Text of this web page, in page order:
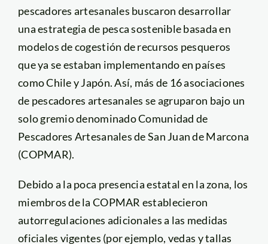
pescadores artesanales buscaron desarrollar
una estrategia de pesca sostenible basada en
modelos de cogestión de recursos pesqueros
que ya se estaban implementando en países
como Chile y Japón. Así, más de 16 asociaciones
de pescadores artesanales se agruparon bajo un
solo gremio denominado Comunidad de
Pescadores Artesanales de San Juan de Marcona
(COPMAR).
Debido a la poca presencia estatal en la zona, los
miembros de la COPMAR establecieron
autorregulaciones adicionales a las medidas
oficiales vigentes (por ejemplo, vedas y tallas